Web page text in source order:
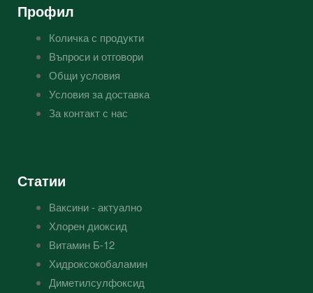
Профил
Количка с продукти
Въпроси и отговори
Общи условия
Условия за доставка
За контакт с нас
Статии
Ваксини - актуално
Хлорен диоксид
Витамин Б-12
Хидроксокобаламин
Диметилсулфоксид